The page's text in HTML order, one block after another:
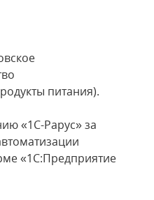
питания).
«1С-Рарус» за
«1С:Предприятие